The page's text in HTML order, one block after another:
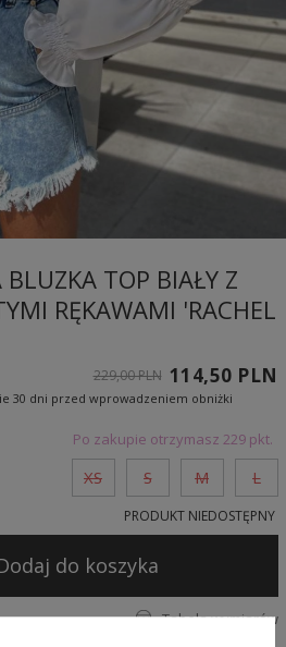
TOP BIAŁY Z
RĘKAWAMI 'RACHEL
Po zakupie otrzymasz 229 pkt.
114,50 PLN
229,00 PLN
30 dni przed wprowadzeniem obniżki
Tabela wymiarów
XS S M L
do koszyka
PRODUKT NIEDOSTĘPNY